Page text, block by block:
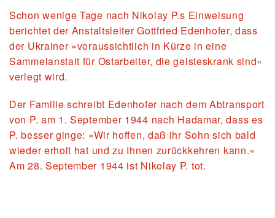
Schon wenige Tage nach Nikolay P.s Einweisung
berichtet der Anstaltsleiter Gottfried Edenhofer, dass
der Ukrainer »voraussichtlich in Kürze in eine
Sammelanstalt für Ostarbeiter, die geisteskrank sind«
verlegt wird.
Der Familie schreibt Edenhofer nach dem Abtransport
von P. am 1. September 1944 nach Hadamar, dass es
P. besser ginge: »Wir hoffen, daß ihr Sohn sich bald
wieder erholt hat und zu Ihnen zurückkehren kann.«
Am 28. September 1944 ist Nikolay P. tot.